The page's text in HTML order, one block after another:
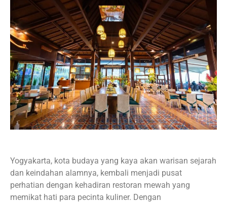
Yogyakarta, kota budaya yang kaya akan warisan sejarah
dan keindahan alamnya, kembali menjadi pusat
perhatian dengan kehadiran restoran mewah yang
memikat hati para pecinta kuliner. Dengan